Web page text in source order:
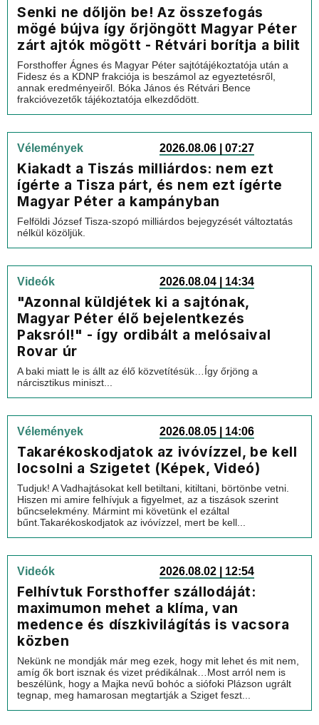
Senki ne dőljön be! Az összefogás
mögé bújva így őrjöngött Magyar Péter
zárt ajtók mögött - Rétvári borítja a bilit
Forsthoffer Ágnes és Magyar Péter sajtótájékoztatója után a
Fidesz és a KDNP frakciója is beszámol az egyeztetésről,
annak eredményeiről. Bóka János és Rétvári Bence
frakcióvezetők tájékoztatója elkezdődött.
Vélemények 2026.08.06 | 07:27
Kiakadt a Tiszás milliárdos: nem ezt
ígérte a Tisza párt, és nem ezt ígérte
Magyar Péter a kampányban
Felföldi József Tisza-szopó milliárdos bejegyzését változtatás
nélkül közöljük.
Videók 2026.08.04 | 14:34
"Azonnal küldjétek ki a sajtónak,
Magyar Péter élő bejelentkezés
Paksról!" - így ordibált a melósaival
Rovar úr
A baki miatt le is állt az élő közvetítésük…Így őrjöng a
nárcisztikus miniszt...
Vélemények 2026.08.05 | 14:06
Takarékoskodjatok az ivóvízzel, be kell
locsolni a Szigetet (Képek, Videó)
Tudjuk! A Vadhajtásokat kell betiltani, kitiltani, börtönbe vetni.
Hiszen mi amire felhívjuk a figyelmet, az a tiszások szerint
bűncselekmény. Mármint mi követünk el ezáltal
bűnt.Takarékoskodjatok az ivóvízzel, mert be kell...
Videók 2026.08.02 | 12:54
Felhívtuk Forsthoffer szállodáját:
maximumon mehet a klíma, van
medence és díszkivilágítás is vacsora
közben
Nekünk ne mondják már meg ezek, hogy mit lehet és mit nem,
amíg ők bort isznak és vizet prédikálnak…Most arról nem is
beszélünk, hogy a Majka nevű bohóc a siófoki Plázson ugrált
tegnap, meg hamarosan megtartják a Sziget feszt...